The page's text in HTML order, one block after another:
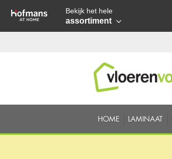
Bekijk het hele
assortiment
HOME LAMINAAT